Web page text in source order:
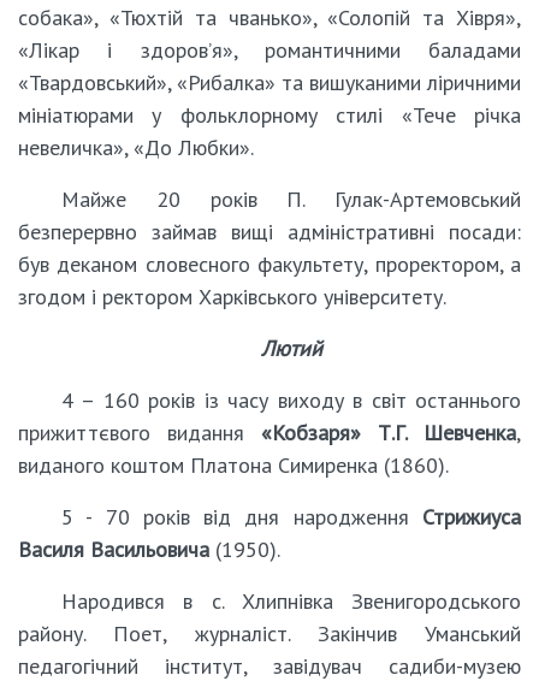
собака», «Тюхтій та чванько», «Солопій та Хівря»,
«Лікар і здоров’я», романтичними баладами
«Твардовський», «Рибалка» та вишуканими ліричними
мініатюрами у фольклорному стилі «Тече річка
невеличка», «До Любки».
Майже 20 років П. Гулак-Артемовський
безперервно займав вищі адміністративні посади:
був деканом словесного факультету, проректором, а
згодом і ректором Харківського університету.
Лютий
4 – 160 років із часу виходу в світ останнього
прижиттєвого видання «Кобзаря» Т.Г. Шевченка,
виданого коштом Платона Симиренка (1860).
5 - 70 років від дня народження Стрижиуса
Василя Васильовича (1950).
Народився в с. Хлипнівка Звенигородського
району. Поет, журналіст. Закінчив Уманський
педагогічний інститут, завідувач садиби-музею